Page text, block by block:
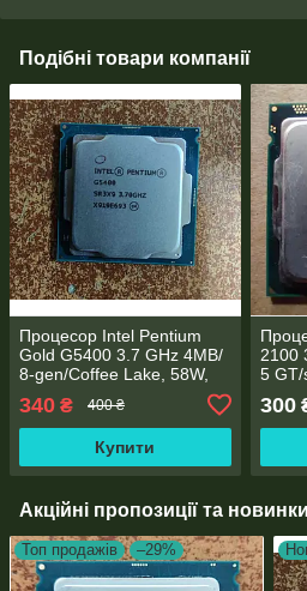
Подібні товари компанії
Процесор Intel Pentium
Gold G5400 3.7 GHz 4MB/
8-gen/Coffee Lake, 58W,
340 ₴ 400 ₴
Купити
2100
5 GT/
300
Акційні пропозиції та новинки
Топ продажів –29%